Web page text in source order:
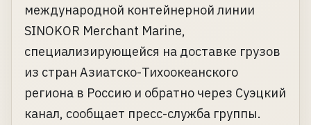
международной контейнерной линии
SINOKOR Merchant Marine,
специализирующейся на доставке грузов
из стран Азиатско-Тихоокеанского
региона в Россию и обратно через Суэцкий
канал, сообщает пресс-служба группы.